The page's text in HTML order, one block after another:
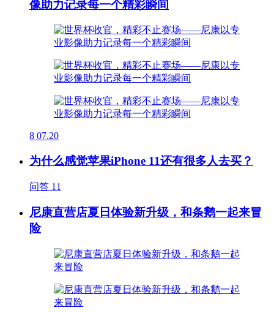
像助力记录每一个精彩瞬间
8 07.20
为什么感觉苹果iPhone 11还有很多人去买？
问答 11
尼康直营店夏日体验新升级，和条鹅一起来冒
险